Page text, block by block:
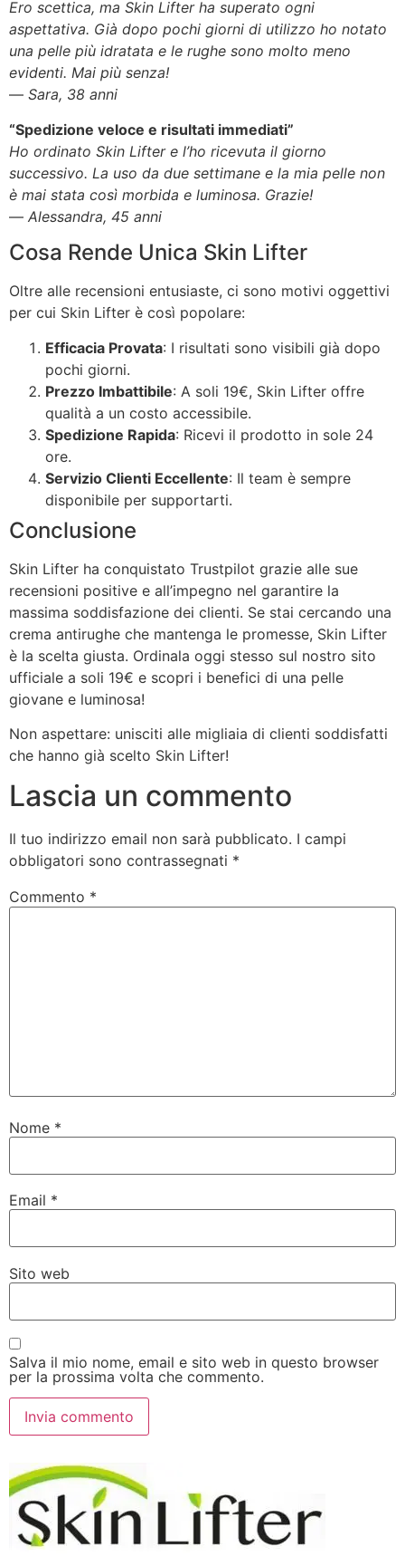
Ero scettica, ma Skin Lifter ha superato ogni
aspettativa. Già dopo pochi giorni di utilizzo ho notato
una pelle più idratata e le rughe sono molto meno
evidenti. Mai più senza!
— Sara, 38 anni
“Spedizione veloce e risultati immediati”
Ho ordinato Skin Lifter e l’ho ricevuta il giorno
successivo. La uso da due settimane e la mia pelle non
è mai stata così morbida e luminosa. Grazie!
— Alessandra, 45 anni
Cosa Rende Unica Skin Lifter
Oltre alle recensioni entusiaste, ci sono motivi oggettivi
per cui Skin Lifter è così popolare:
Efficacia Provata: I risultati sono visibili già dopo
pochi giorni.
Prezzo Imbattibile: A soli 19€, Skin Lifter offre
qualità a un costo accessibile.
Spedizione Rapida: Ricevi il prodotto in sole 24
ore.
Servizio Clienti Eccellente: Il team è sempre
disponibile per supportarti.
Conclusione
Skin Lifter ha conquistato Trustpilot grazie alle sue
recensioni positive e all’impegno nel garantire la
massima soddisfazione dei clienti. Se stai cercando una
crema antirughe che mantenga le promesse, Skin Lifter
è la scelta giusta. Ordinala oggi stesso sul nostro sito
ufficiale a soli 19€ e scopri i benefici di una pelle
giovane e luminosa!
Non aspettare: unisciti alle migliaia di clienti soddisfatti
che hanno già scelto Skin Lifter!
Lascia un commento
Il tuo indirizzo email non sarà pubblicato. I campi
obbligatori sono contrassegnati *
Commento *
Nome *
Email *
Sito web
Salva il mio nome, email e sito web in questo browser
per la prossima volta che commento.